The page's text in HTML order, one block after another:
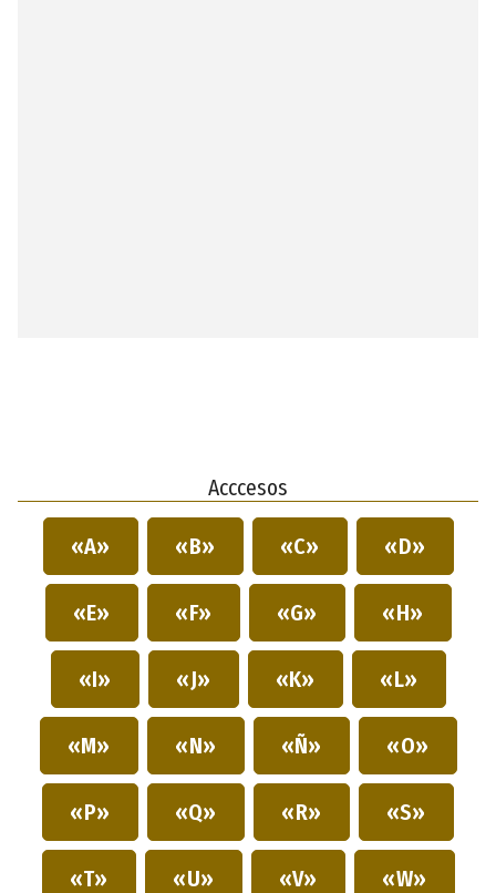
Acccesos
«A» «B» «C» «D»
«E» «F» «G» «H»
«I» «J» «K» «L»
«M» «N» «Ñ» «O»
«P» «Q» «R» «S»
«T» «U» «V» «W»